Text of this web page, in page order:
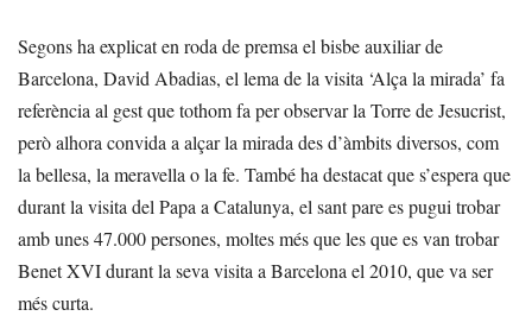
Segons ha explicat en roda de premsa el bisbe auxiliar de
Barcelona, David Abadias, el lema de la visita ‘Alça la mirada’ fa
referència al gest que tothom fa per observar la Torre de Jesucrist,
però alhora convida a alçar la mirada des d’àmbits diversos, com
la bellesa, la meravella o la fe. També ha destacat que s’espera que
durant la visita del Papa a Catalunya, el sant pare es pugui trobar
amb unes 47.000 persones, moltes més que les que es van trobar
Benet XVI durant la seva visita a Barcelona el 2010, que va ser
més curta.